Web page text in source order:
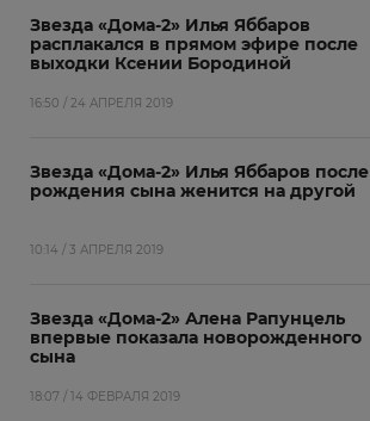
Звезда «Дома-2» Илья Яббаров
расплакался в прямом эфире после
выходки Ксении Бородиной
16:50 / 24 АПРЕЛЯ 2019
Звезда «Дома-2» Илья Яббаров после
рождения сына женится на другой
10:14 / 3 АПРЕЛЯ 2019
Звезда «Дома-2» Алена Рапунцель
впервые показала новорожденного
сына
18:07 / 14 ФЕВРАЛЯ 2019